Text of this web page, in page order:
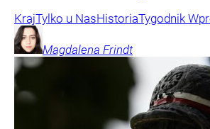
KrajTylko u NasHistoriaTygodnik
Magdalena Frindt